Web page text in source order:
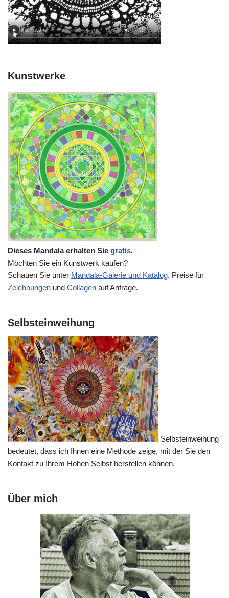
Kunstwerke
Dieses Mandala erhalten Sie gratis.
Möchten Sie ein Kunstwerk kaufen?
Schauen Sie unter Mandala-Galerie und Katalog. Preise für
Zeichnungen und Collagen auf Anfrage.
Selbsteinweihung
Selbsteinweihung
bedeutet, dass ich Ihnen eine Methode zeige, mit der Sie den
Kontakt zu Ihrem Hohen Selbst herstellen können.
Über mich